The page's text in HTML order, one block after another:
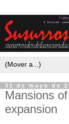
31 de mayo de
Mansions
expansion